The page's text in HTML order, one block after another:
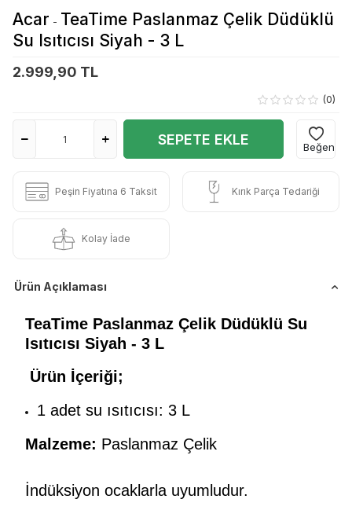
Acar - TeaTime Paslanmaz Çelik Düdüklü
Su Isıtıcısı Siyah - 3 L
2.999,90 TL
(0)
SEPETE EKLE Beğen
Peşin Fiyatına 6 Taksit Kırık Parça Tedariği
Kolay İade
Ürün Açıklaması
TeaTime Paslanmaz Çelik Düdüklü Su
Isıtıcısı Siyah - 3 L
Ürün İçeriği;
1 adet su ısıtıcısı: 3 L
Malzeme: Paslanmaz Çelik
İndüksiyon ocaklarla uyumludur.